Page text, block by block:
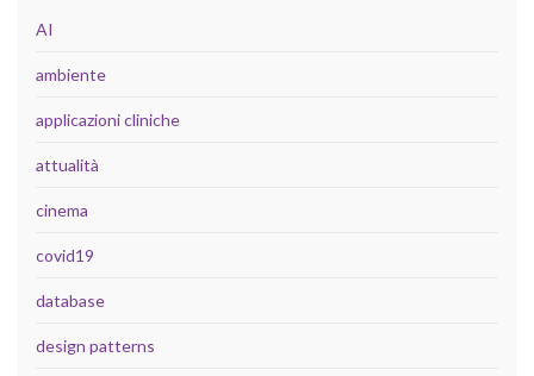
AI
ambiente
applicazioni cliniche
attualità
cinema
covid19
database
design patterns